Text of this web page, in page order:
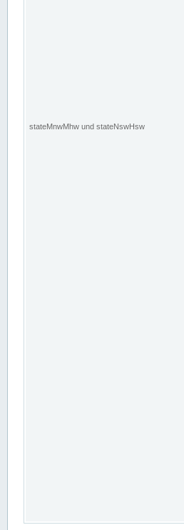
stateMnwMhw und stateNswHsw